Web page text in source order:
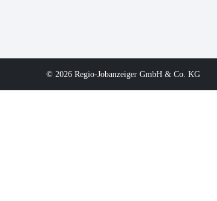
© 2026 Regio-Jobanzeiger GmbH & Co. KG